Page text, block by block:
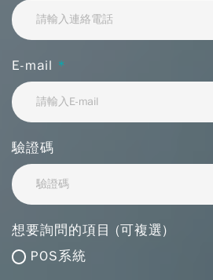
E-mail *
驗證碼
想要詢問的項目 (可複選)
POS系統